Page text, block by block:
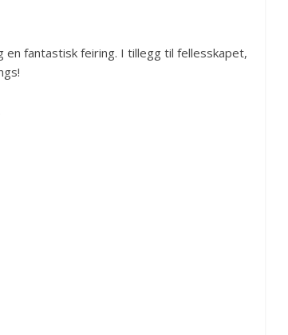
fantastisk feiring. I tillegg til fellesskapet,